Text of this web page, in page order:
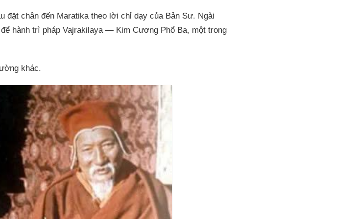
chân đến Maratika theo lời chỉ dạy của Bản Sư. Ngài
hành trì pháp Vajrakilaya — Kim Cương Phổ Ba, một trong
khác.